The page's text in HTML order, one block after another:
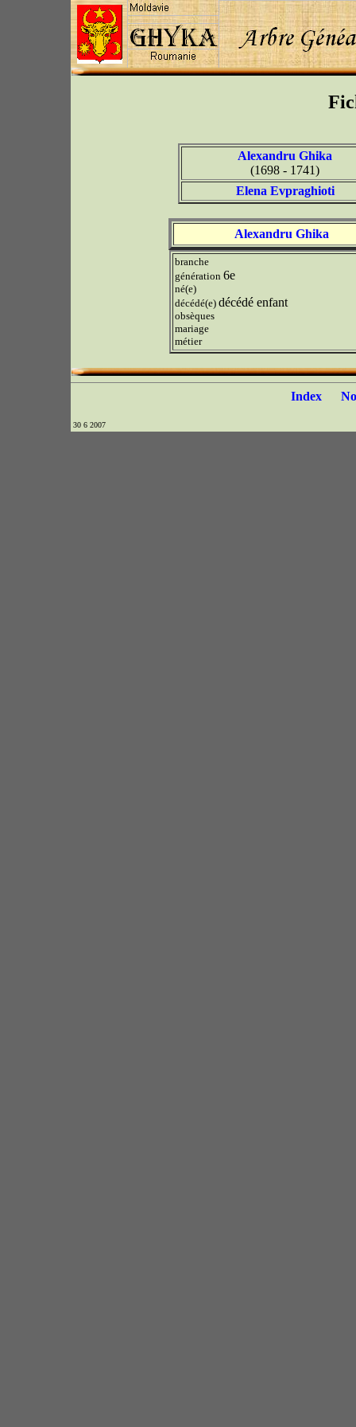
Alexandru Ghika
(1698 - 1741)
Elena Evpraghioti
Alexandru Ghika
branche
génération 6e
né(e)
décédé(e) décédé enfant
obsèques
mariage
métier
Index
30 6 2007